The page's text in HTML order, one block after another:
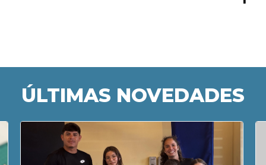
ÚLTIMAS NOVEDADES